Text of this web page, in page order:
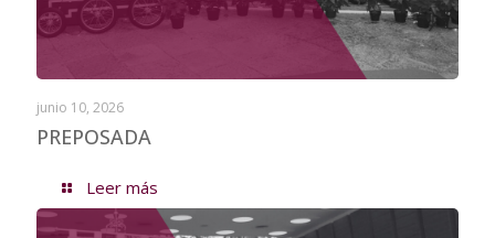
junio 10, 2026
PREPOSADA
Leer más